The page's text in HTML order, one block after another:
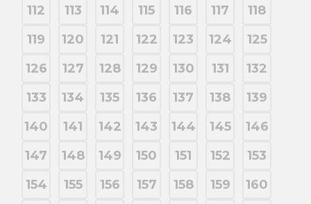
112
113 114 115 116 117
118
119
120 121 122 123 124
125
126
127 128 129 130 131
132
133
134 135 136 137 138
139
140
141 142 143 144 145
146
147
148 149 150 151 152
153
154
155 156 157 158 159
160